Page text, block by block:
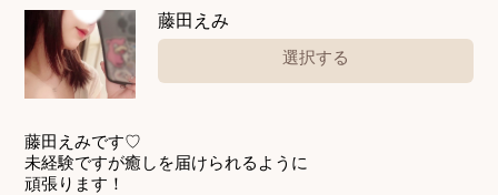
藤田えみです♡
未経験ですが癒しを届けられるように
頑張ります！
藤田えみ
選択する